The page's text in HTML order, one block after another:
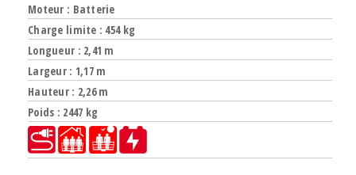
Moteur : Batterie
Charge limite : 454 kg
Longueur : 2,41 m
Largeur : 1,17 m
Hauteur : 2,26 m
Poids : 2447 kg